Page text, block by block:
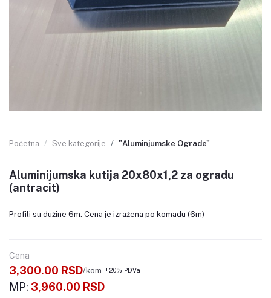
Početna Sve kategorije "Aluminjumske Ograde"
Aluminijumska kutija 20x80x1,2 za ogradu
(antracit)
Profili su dužine 6m. Cena je izražena po komadu (6m)
Cena
3,300.00 RSD/kom +20% PDVa
MP: 3,960.00 RSD